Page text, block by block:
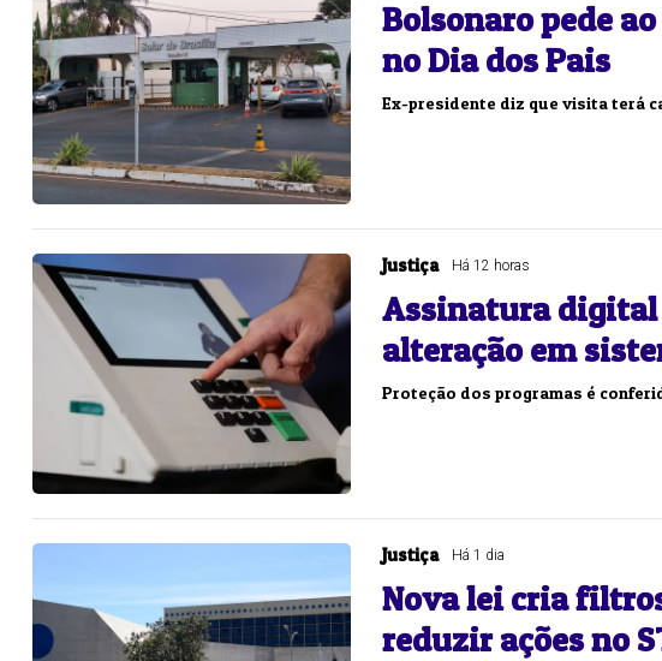
Bolsonaro pede
no Dia dos Pais
Ex-presidente diz que visita terá
Justiça Há 12 horas
Assinatura digital
alteração em
Proteção dos programas é
Justiça Há 1 dia
Nova lei cria
reduzir ações no